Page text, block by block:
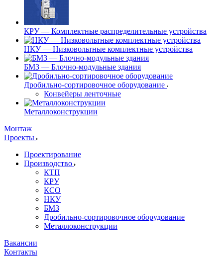
КРУ — Комплектные распределительные устройства
НКУ — Низковольтные комплектные устройства
БМЗ — Блочно-модульные здания
Дробильно-сортировочное оборудование
Конвейеры ленточные
Металлоконструкции
Монтаж
Проекты
Проектирование
Производство
КТП
КРУ
КСО
НКУ
БМЗ
Дробильно-сортировочное оборудование
Металлоконструкции
Вакансии
Контакты